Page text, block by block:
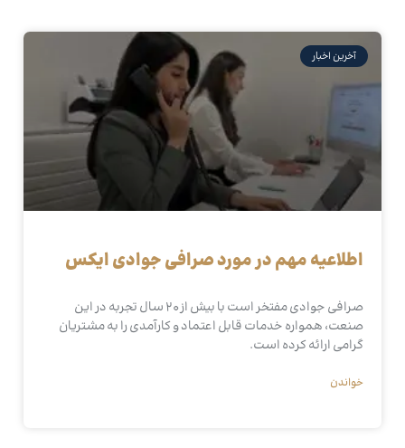
آخرین اخبار
اطلاعیه مهم در مورد صرافی جوادی ایکس
صرافی جوادی مفتخر است با بیش از 20 سال تجربه در این
صنعت، همواره خدمات قابل اعتماد و کارآمدی را به مشتریان
گرامی ارائه کرده است.
خواندن